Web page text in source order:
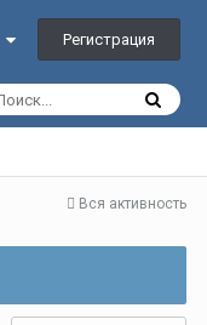
Регистрация
Вся активность